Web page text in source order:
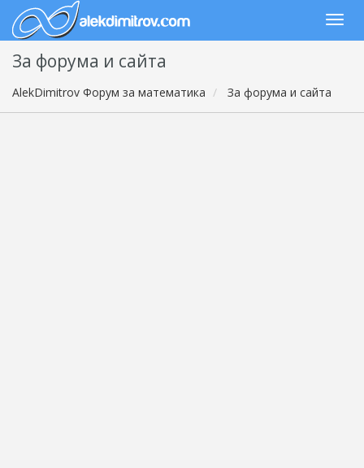
За форума и сайта
AlekDimitrov Форум за математика За форума и сайта